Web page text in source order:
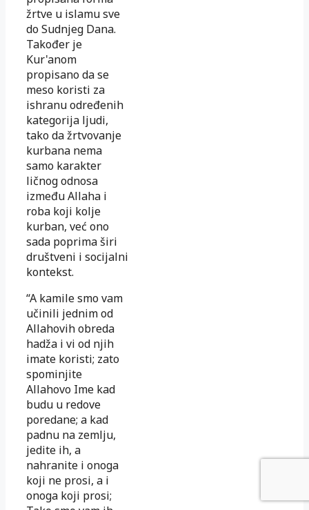
žrtve u islamu sve
do Sudnjeg Dana.
Također je
Kur'anom
propisano da se
meso koristi za
ishranu određenih
kategorija ljudi,
tako da žrtvovanje
kurbana nema
samo karakter
ličnog odnosa
između Allaha i
roba koji kolje
kurban, već ono
sada poprima širi
društveni i socijalni
kontekst.
“A kamile smo vam
učinili jednim od
Allahovih obreda
hadža i vi od njih
imate koristi; zato
spominjite
Allahovo Ime kad
budu u redove
poredane; a kad
padnu na zemlju,
jedite ih, a
nahranite i onoga
koji ne prosi, a i
onoga koji prosi;